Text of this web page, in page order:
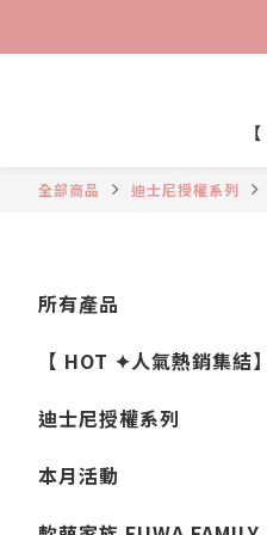
全部商品 迪士尼授權系列
所有產品
【 HOT ✦人氣熱銷集結】
迪士尼授權系列
本月活動